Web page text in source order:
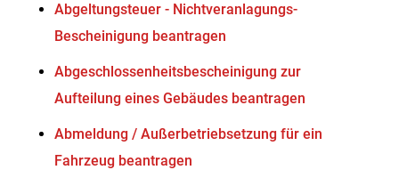
Abgeltungsteuer - Nichtveranlagungs-
Bescheinigung beantragen
Abgeschlossenheitsbescheinigung zur
Aufteilung eines Gebäudes beantragen
Abmeldung / Außerbetriebsetzung für ein
Fahrzeug beantragen